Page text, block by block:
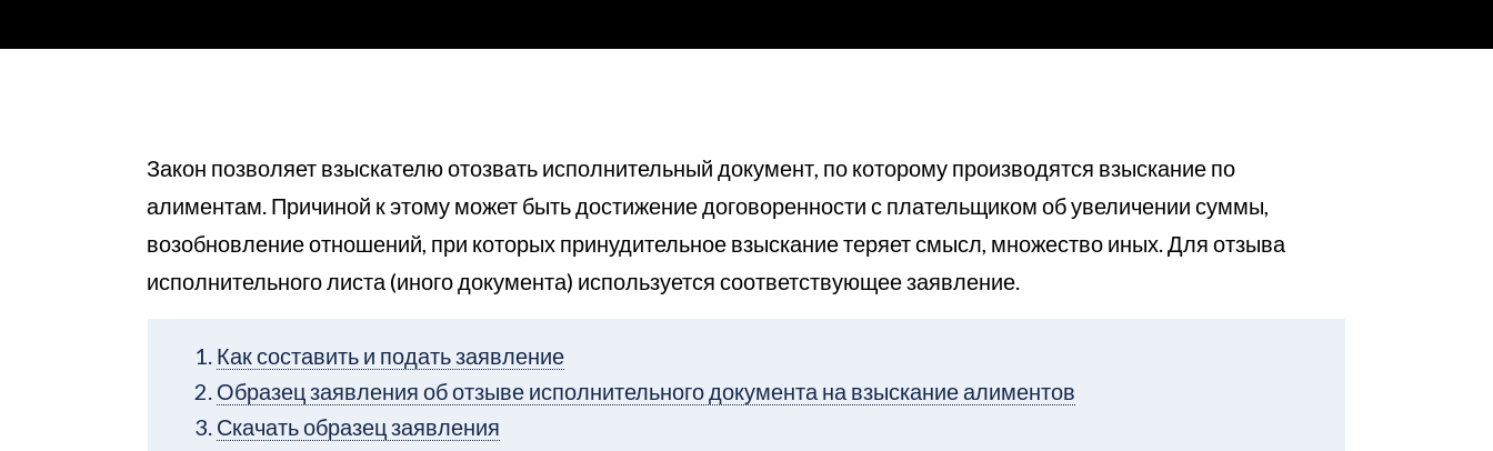
Закон позволяет взыскателю отозвать исполнительный документ, по которому производятся взыскание по
алиментам. Причиной к этому может быть достижение договоренности с плательщиком об увеличении суммы,
возобновление отношений, при которых принудительное взыскание теряет смысл, множество иных. Для отзыва
исполнительного листа (иного документа) используется соответствующее заявление.
Как составить и подать заявление
Образец заявления об отзыве исполнительного документа на взыскание алиментов
Скачать образец заявления